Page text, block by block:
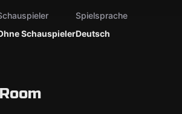
SchauspielerDeutsch
Spielsprache